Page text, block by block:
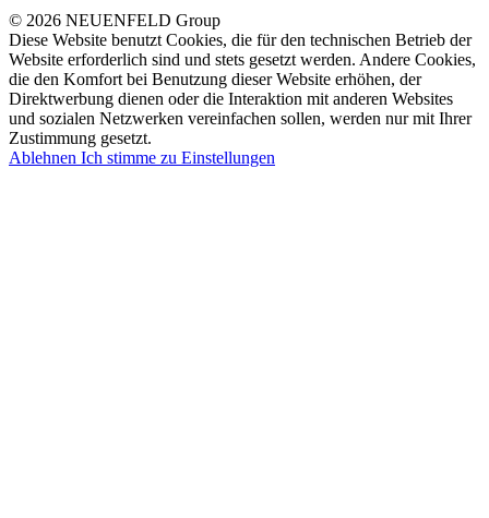
© 2026 NEUENFELD Group
Diese Website benutzt Cookies, die für den technischen Betrieb der
Website erforderlich sind und stets gesetzt werden. Andere Cookies,
die den Komfort bei Benutzung dieser Website erhöhen, der
Direktwerbung dienen oder die Interaktion mit anderen Websites
und sozialen Netzwerken vereinfachen sollen, werden nur mit Ihrer
Zustimmung gesetzt.
Ablehnen Ich stimme zu Einstellungen